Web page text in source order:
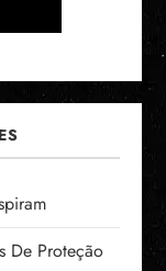
De Proteção